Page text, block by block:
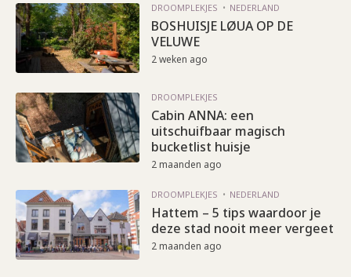
DROOMPLEKJES NEDERLAND
BOSHUISJE LØUA OP DE
VELUWE
2 weken ago
DROOMPLEKJES
Cabin ANNA: een
uitschuifbaar magisch
bucketlist huisje
2 maanden ago
DROOMPLEKJES NEDERLAND
Hattem – 5 tips waardoor je
deze stad nooit meer vergeet
2 maanden ago